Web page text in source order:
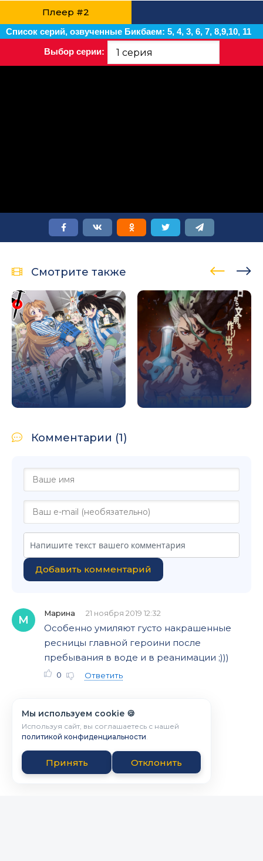
Плеер #2
Список серий, озвученные Бикбаем: 5, 4, 3, 6, 7, 8,9,10, 11
Выбор серии:
Смотрите также
Комментарии (1)
Добавить комментарий
М
Марина 21 ноября 2019 12:32
Особенно умиляют густо накрашенные
ресницы главной героини после
пребывания в воде и в реанимации ;)))
0 Ответить
Мы используем cookie 🍪
Используя сайт, вы соглашаетесь с нашей
политикой конфиденциальности.
Принять Отклонить